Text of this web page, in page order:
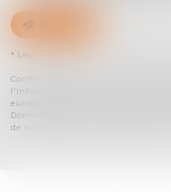
* Les champs suivis d'un astérisque
Conformément à la loi n°78-17 du
l'informatique, aux fichiers et aux
européen 2016/679, dit Règlement
Données (RGPD), vous disposez
de suppression des informations